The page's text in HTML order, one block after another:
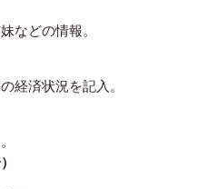
などの情報。
経済状況を記入。